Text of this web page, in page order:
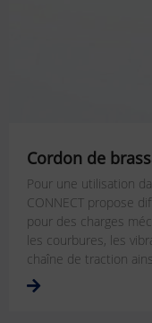
Cordon de
Pour une utilisation
CONNECT propose
pour des charges
les courbures, les
chaîne de traction